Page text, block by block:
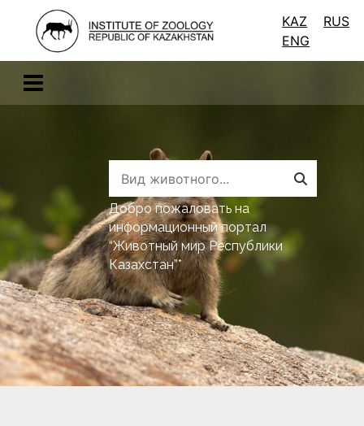
KAZ
RUS
ENG
Добро пожаловать на
информационный портал
“Животный мир Республики
Казахстан”*